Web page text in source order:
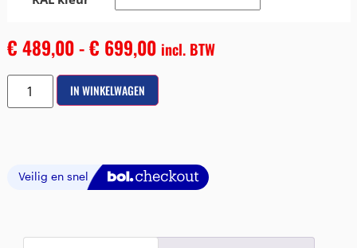
€ 489,00-€ 699,00 incl. BTW
IN WINKELWAGEN